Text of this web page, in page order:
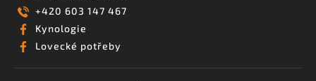
+420 603 147 467
Kynologie
Lovecké potřeby